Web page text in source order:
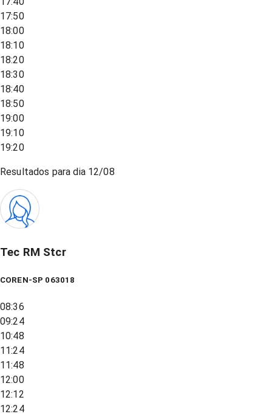
17:50
18:00
18:10
18:20
18:30
18:40
18:50
19:00
19:10
19:20
Resultados para dia 12/08
Tec RM Stcr
COREN-SP 063018
08:36
09:24
10:48
11:24
11:48
12:00
12:12
12:24